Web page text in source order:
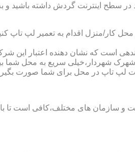
در سطح اینترنت گردش داشته باشید
محل کار/منزل اقدام به تعمیر لپ
شهردار،خیلی سریع به محل شما
لپ تاپ در محل برای شما صورت
سازمان های مختلف،کافی است تا